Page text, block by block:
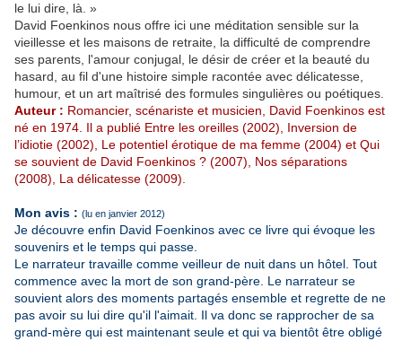
le lui dire, là. »
David Foenkinos nous offre ici une méditation sensible sur la
vieillesse et les maisons de retraite, la difficulté de comprendre
ses parents, l'amour conjugal, le désir de créer et la beauté du
hasard, au fil d'une histoire simple racontée avec délicatesse,
humour, et un art maîtrisé des formules singulières ou poétiques.
Auteur : Romancier, scénariste et musicien, David Foenkinos est
né en 1974. Il a publié Entre les oreilles (2002), Inversion de
l’idiotie (2002), Le potentiel érotique de ma femme (2004) et Qui
se souvient de David Foenkinos ? (2007), Nos séparations
(2008), La délicatesse (2009).
Mon avis : (lu en janvier 2012)
Je découvre enfin David Foenkinos avec ce livre qui évoque les
souvenirs et le temps qui passe.
Le narrateur travaille comme veilleur de nuit dans un hôtel. Tout
commence avec la mort de son grand-père. Le narrateur se
souvient alors des moments partagés ensemble et regrette de ne
pas avoir su lui dire qu'il l'aimait. Il va donc se rapprocher de sa
grand-mère qui est maintenant seule et qui va bientôt être obligé